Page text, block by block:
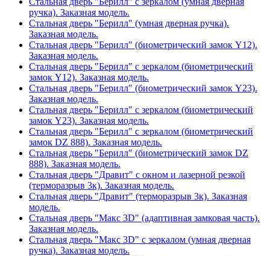
ручка). Заказная модель.
Стальная дверь "Берилл" (умная дверная ручка).
Заказная модель.
Стальная дверь "Берилл" (биометрический замок Y12).
Заказная модель.
Стальная дверь "Берилл" с зеркалом (биометрический
замок Y12). Заказная модель.
Стальная дверь "Берилл" (биометрический замок Y23).
Заказная модель.
Стальная дверь "Берилл" с зеркалом (биометрический
замок Y23). Заказная модель.
Стальная дверь "Берилл" с зеркалом (биометрический
замок DZ 888). Заказная модель.
Стальная дверь "Берилл" (биометрический замок DZ
888). Заказная модель.
Стальная дверь "Дравит" с окном и лазерной резкой
(терморазрыв 3к). Заказная модель.
Стальная дверь "Дравит" (терморазрыв 3к). Заказная
модель.
Стальная дверь "Макс 3D" (адаптивная замковая часть).
Заказная модель.
Стальная дверь "Макс 3D" с зеркалом (умная дверная
ручка). Заказная модель.